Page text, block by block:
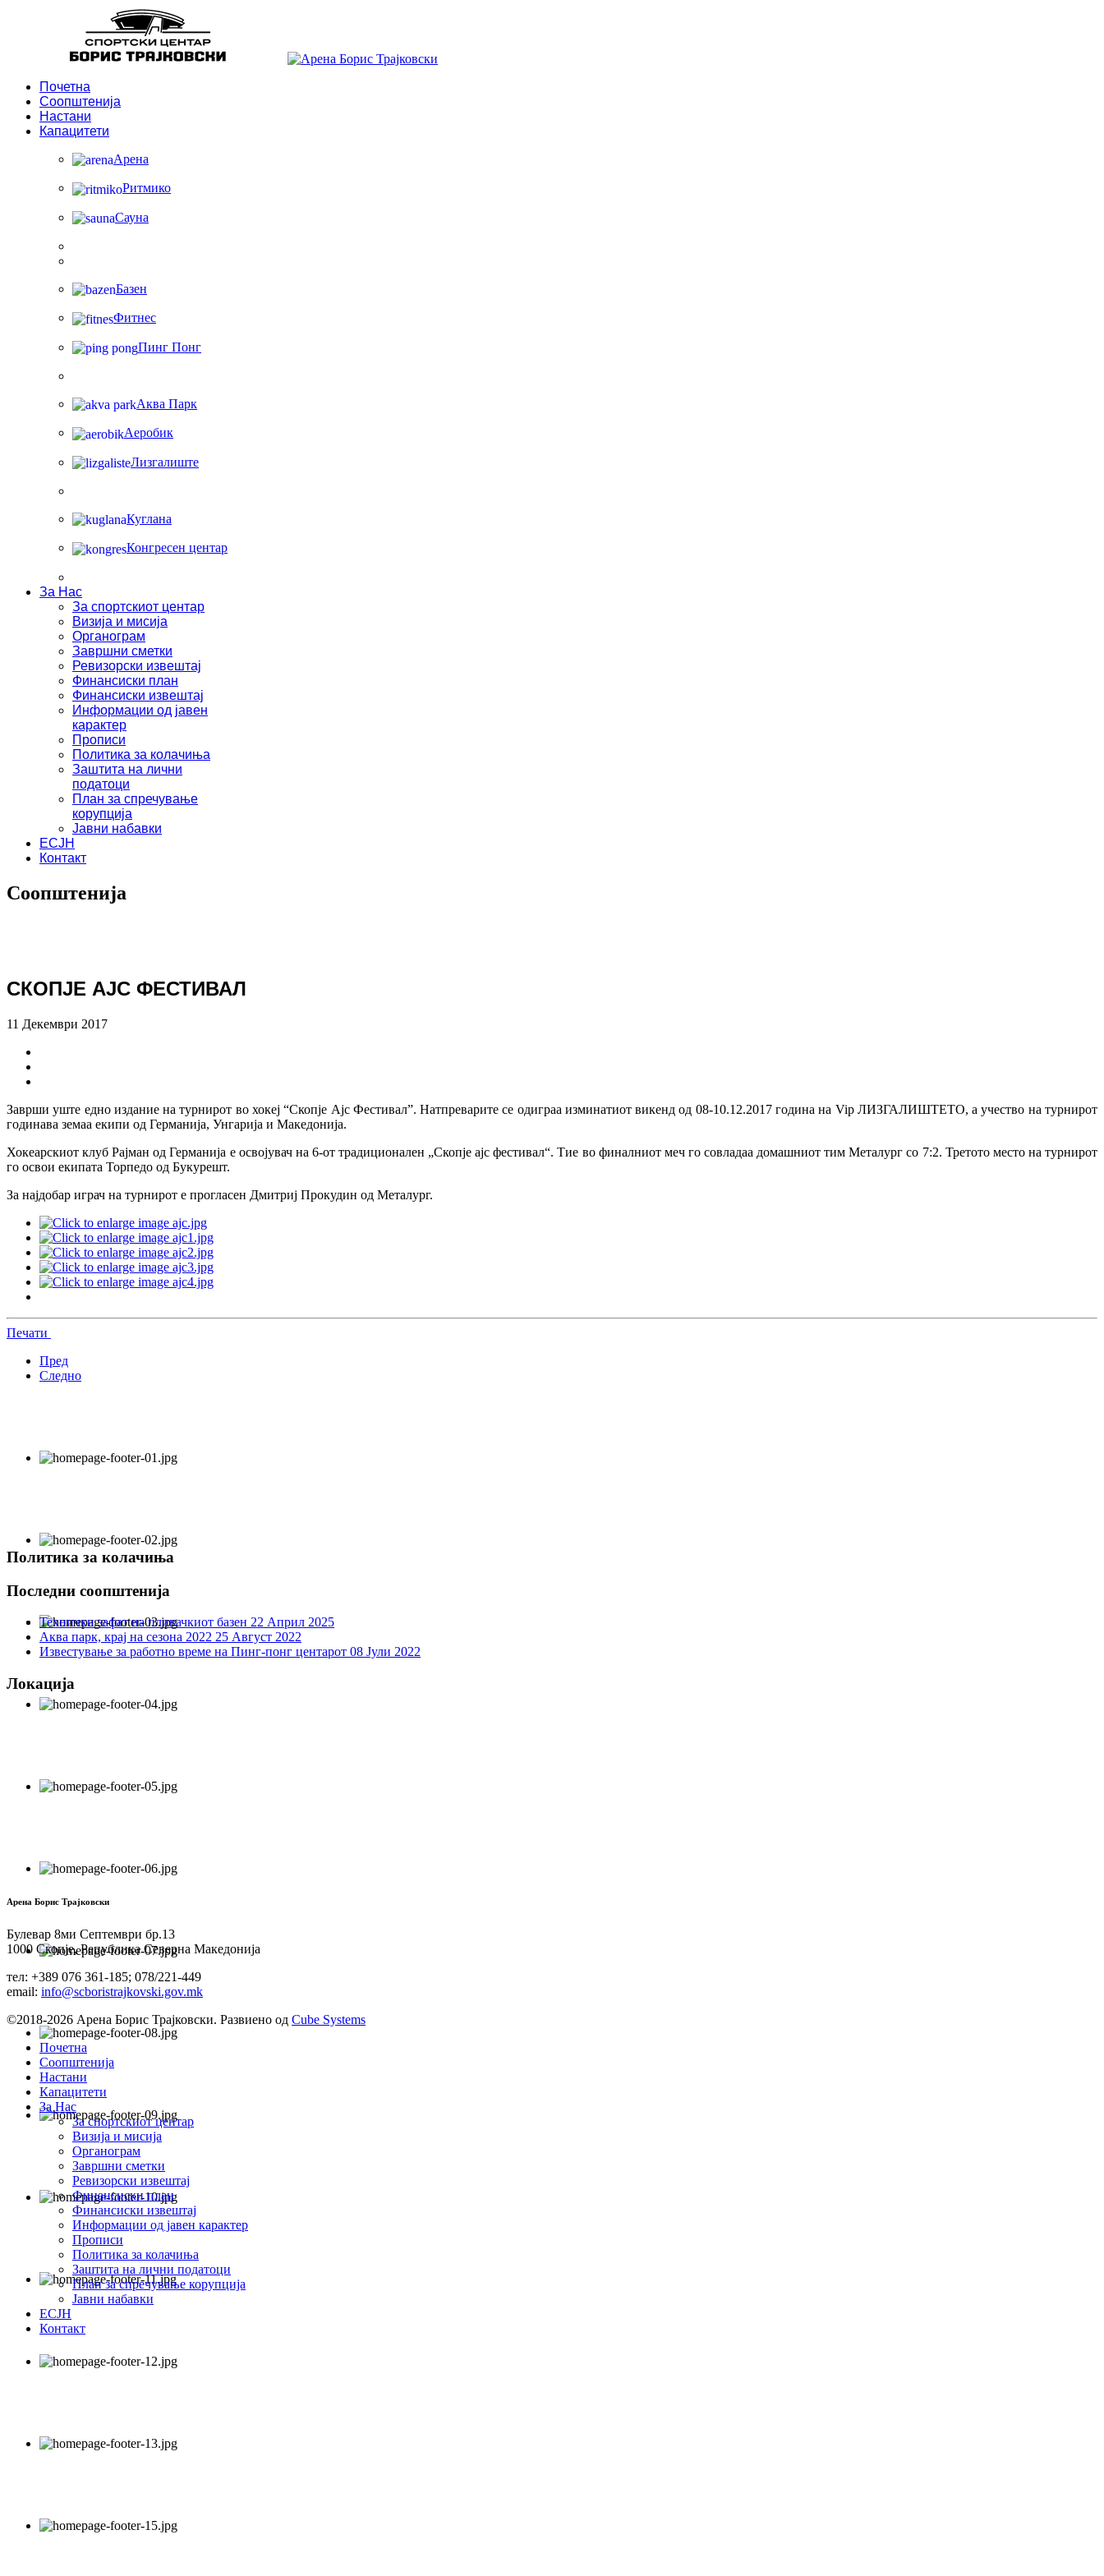
Почетна
Соопштенија
Настани
Капацитети
Арена
Ритмико
Сауна
Базен
Фитнес
Пинг Понг
Аква Парк
Аеробик
Лизгалиште
Куглана
Конгресен центар
За Нас
За спортскиот центар
Визија и мисија
Органограм
Завршни сметки
Ревизорски извештај
Финансиски план
Финансиски извештај
Информации од јавен
карактер
Прописи
Политика за колачиња
Заштита на лични
податоци
План за спречување
корупција
Јавни набавки
ЕСЈН
Контакт
Соопштенија
СКОПЈЕ АЈС ФЕСТИВАЛ
11 Декември 2017
Заврши уште едно издание на турнирот во хокеј “Скопје Ајс Фестивал”. Натпреварите се одиграа изминатиот викенд од 08-10.12.2017 година на Vip ЛИЗГАЛИШТЕТО, а учество на турнирот
годинава земаа екипи од Германија, Унгарија и Македонија.
Хокеарскиот клуб Рајман од Германија е освојувач на 6-от традиционален „Скопје ајс фестивал“. Тие во финалниот меч го совладаа домашниот тим Металург со 7:2. Третото место на турнирот
го освои екипата Торпедо од Букурешт.
За најдобар играч на турнирот е прогласен Дмитриј Прокудин од Металург.
Печати
Пред
Следно
Политика за колачиња
Последни соопштенија
Технички зафат на пливачкиот базен 22 Април 2025
Аква парк, крај на сезона 2022 25 Август 2022
Известување за работно време на Пинг-понг центарот 08 Јули 2022
Локација
Арена Борис Трајковски
Булевар 8ми Септември бр.13
1000 Скопје, Република Северна Македонија
тел: +389 076 361-185; 078/221-449
email: info@scboristrajkovski.gov.mk
©2018-2026 Арена Борис Трајковски. Развиено од Cube Systems
Почетна
Соопштенија
Настани
Капацитети
За Нас
За спортскиот центар
Визија и мисија
Органограм
Завршни сметки
Ревизорски извештај
Финансиски план
Финансиски извештај
Информации од јавен карактер
Прописи
Политика за колачиња
Заштита на лични податоци
План за спречување корупција
Јавни набавки
ЕСЈН
Контакт